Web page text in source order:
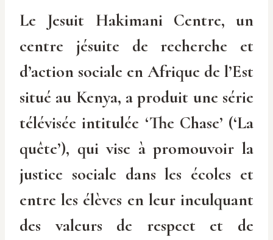
Le Jesuit Hakimani Centre, un
centre jésuite de recherche et
d’action sociale en Afrique de l’Est
situé au Kenya, a produit une série
télévisée intitulée ‘The Chase’ (‘La
quête’), qui vise à promouvoir la
justice sociale dans les écoles et
entre les élèves en leur inculquant
des valeurs de respect et de